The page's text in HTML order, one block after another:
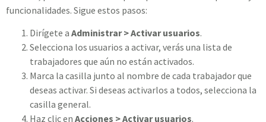
funcionalidades. Sigue estos pasos:
Dirígete a Administrar > Activar usuarios.
Selecciona los usuarios a activar, verás una lista de
trabajadores que aún no están activados.
Marca la casilla junto al nombre de cada trabajador que
deseas activar. Si deseas activarlos a todos, selecciona la
casilla general.
Haz clic en Acciones > Activar usuarios.